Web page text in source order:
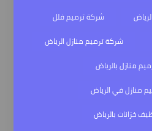
شركة ترميم فلل
شركة ترميم منازل الرياض
منازل بالرياض
منازل في الرياض
خزانات بالرياض